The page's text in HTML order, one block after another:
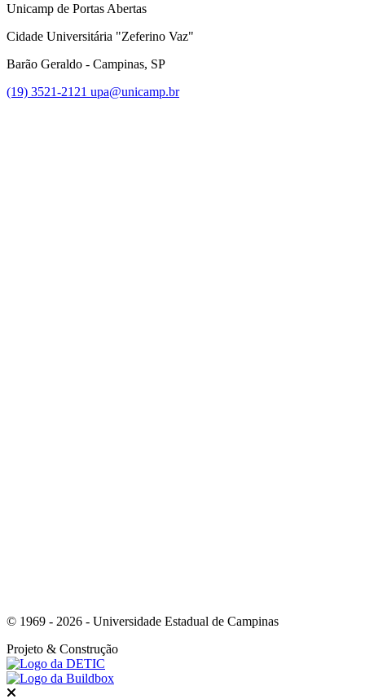
Unicamp de Portas Abertas
Cidade Universitária "Zeferino Vaz"
Barão Geraldo - Campinas, SP
(19) 3521-2121 upa@unicamp.br
© 1969 - 2026 - Universidade Estadual de Campinas
Projeto & Construção